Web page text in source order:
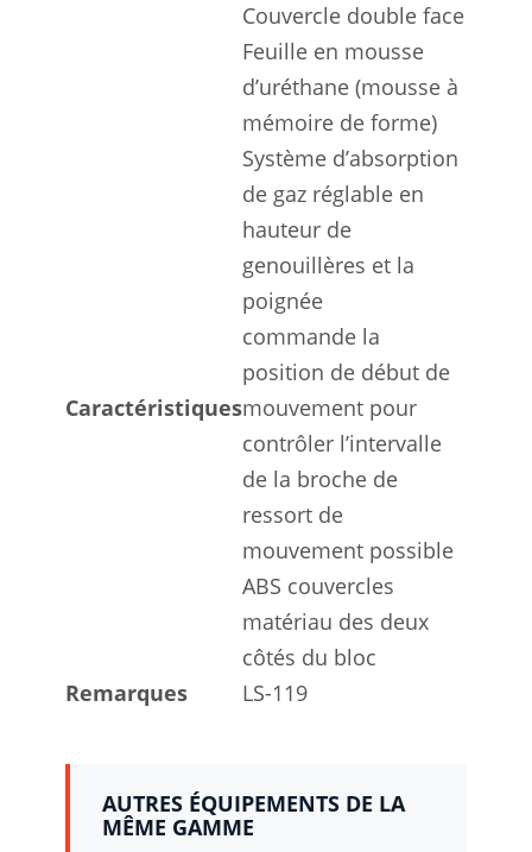
Couvercle double face
Feuille en mousse
d’uréthane (mousse à
mémoire de forme)
Caractéristiques
Système d’absorption
de gaz réglable en
hauteur de
genouillères et la
poignée
commande la
position de début de
mouvement pour
contrôler l’intervalle
de la broche de
ressort de
mouvement possible
ABS couvercles
matériau des deux
côtés du bloc
Remarques
LS-119
AUTRES ÉQUIPEMENTS DE LA
MÊME GAMME